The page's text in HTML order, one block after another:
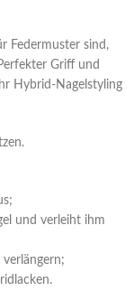
Federmuster sind,
Griff und
Hybrid-Nagelstyling
und verleiht ihm